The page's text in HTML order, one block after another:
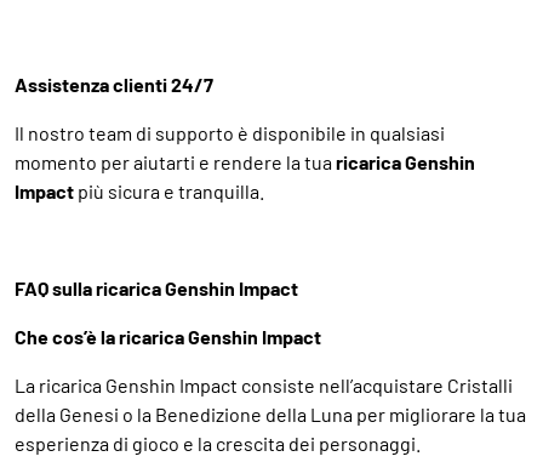
Assistenza clienti 24/7
Il nostro team di supporto è disponibile in qualsiasi
momento per aiutarti e rendere la tuaricarica Genshin
Impact più sicura e tranquilla.
FAQ sulla ricarica Genshin Impact
Che cos’è la ricarica Genshin Impact
La ricarica Genshin Impact consiste nell’acquistare Cristalli
della Genesi o la Benedizione della Luna per migliorare la tua
esperienza di gioco e la crescita dei personaggi.